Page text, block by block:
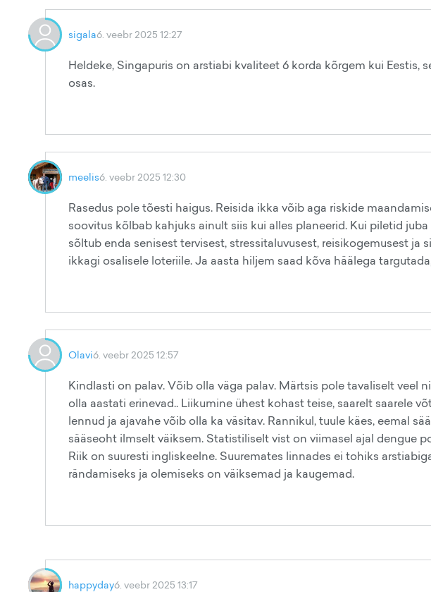
sigala6. veebr 2025 12:27
Heldeke, Singapuris on arstiabi kvaliteet 6 korda kõrgem kui Eestis,
osas.
meelis6. veebr 2025 12:30
Rasedus pole tõesti haigus. Reisida ikka võib aga riskide
soovitus kõlbab kahjuks ainult siis kui alles planeerid. Kui piletid
sõltub enda senisest tervisest, stressitaluvusest, reisikogemusest ja
ikkagi osalisele loteriile. Ja aasta hiljem saad kõva häälega
Olavi6. veebr 2025 12:57
Kindlasti on palav. Võib olla väga palav. Märtsis pole tavaliselt veel
olla aastati erinevad.. Liikumine ühest kohast teise, saarelt saarele
lennud ja ajavahe võib olla ka väsitav. Rannikul, tuule käes, eemal
sääseoht ilmselt väiksem. Statistiliselt vist on viimasel ajal dengue
Riik on suuresti ingliskeelne. Suuremates linnades ei tohiks
rändamiseks ja olemiseks on väiksemad ja kaugemad.
happyday6. veebr 2025 13:17